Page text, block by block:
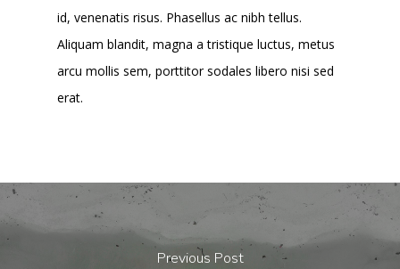
id, venenatis risus. Phasellus ac nibh tellus.
Aliquam blandit, magna a tristique luctus, metus
arcu mollis sem, porttitor sodales libero nisi sed
erat.
Previous Post